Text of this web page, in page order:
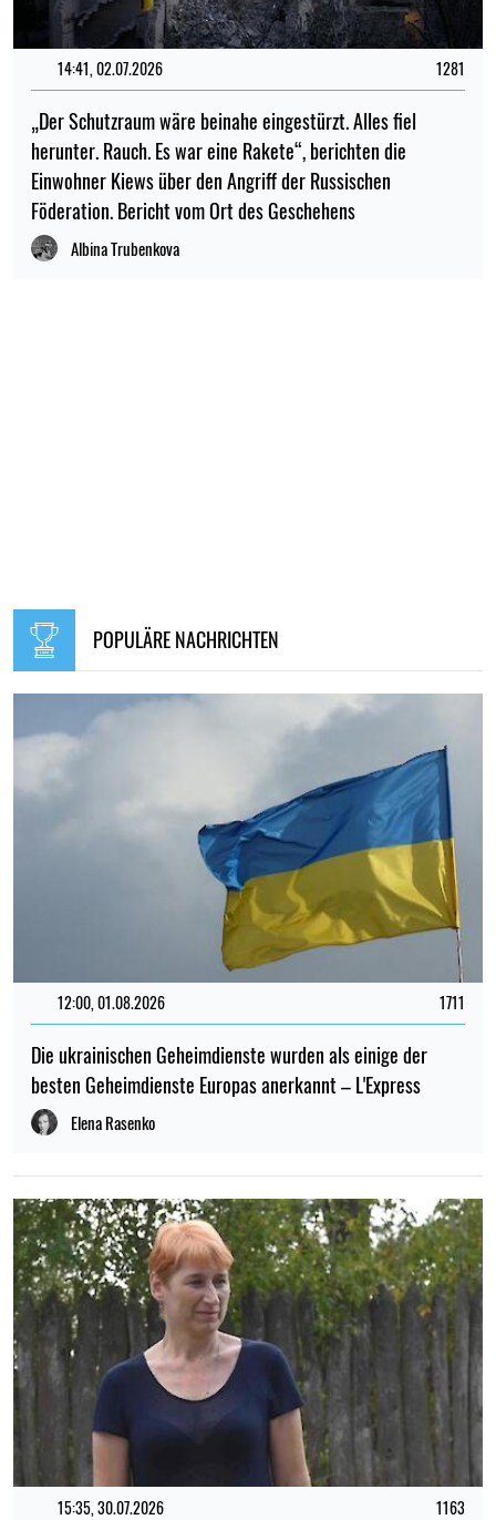
14:41, 02.07.2026 1281
„Der Schutzraum wäre beinahe eingestürzt. Alles fiel
herunter. Rauch. Es war eine Rakete“, berichten die
Einwohner Kiews über den Angriff der Russischen
Föderation. Bericht vom Ort des Geschehens
Albina Trubenkova
POPULÄRE NACHRICHTEN
12:00, 01.08.2026 1711
Die ukrainischen Geheimdienste wurden als einige der
besten Geheimdienste Europas anerkannt – L'Express
Elena Rasenko
15:35, 30.07.2026 1163